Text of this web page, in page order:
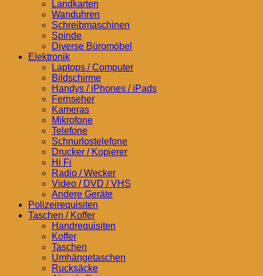
Landkarten
Wanduhren
Schreibmaschinen
Spinde
Diverse Büromöbel
Elektronik
Laptops / Computer
Bildschirme
Handys / iPhones / iPads
Fernseher
Kameras
Mikrofone
Telefone
Schnurlostelefone
Drucker / Kopierer
Hi Fi
Radio / Wecker
Video / DVD / VHS
Andere Geräte
Polizeirequisiten
Taschen / Koffer
Handrequisiten
Koffer
Taschen
Umhängetaschen
Rucksäcke